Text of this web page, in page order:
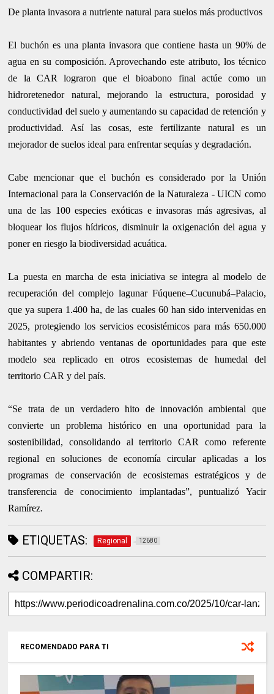
De planta invasora a nutriente natural para suelos más productivos
El buchón es una planta invasora que contiene hasta un 90% de
agua en su composición. Aprovechando este atributo, los técnico
de la CAR lograron que el bioabono final actúe como un
hidroretenedor natural, mejorando la estructura, porosidad y
conductividad del suelo y aumentando su capacidad de retención y
productividad. Así las cosas, este fertilizante natural es un
mejorador de suelos ideal para enfrentar sequías y degradación.
Cabe mencionar que el buchón es considerado por la Unión
Internacional para la Conservación de la Naturaleza - UICN como
una de las 100 especies exóticas e invasoras más agresivas, al
bloquear los flujos hídricos, disminuir la oxigenación del agua y
poner en riesgo la biodiversidad acuática.
La puesta en marcha de esta iniciativa se integra al modelo de
recuperación del complejo lagunar Fúquene–Cucunubá–Palacio,
que ya supera 1.400 ha, de las cuales 60 han sido intervenidas en
2025, protegiendo los servicios ecosistémicos para más 650.000
habitantes y abriendo ventanas de oportunidades para que este
modelo sea replicado en otros ecosistemas de humedal del
territorio CAR y del país.
“Se trata de un verdadero hito de innovación ambiental que
convierte un problema histórico en una oportunidad para la
sostenibilidad, consolidando al territorio CAR como referente
regional en soluciones de economía circular aplicadas a los
programas de conservación de ecosistemas estratégicos y de
transferencia de conocimiento implantadas”, puntualizó Yacir
Ramírez.
ETIQUETAS: Regional 12680
COMPARTIR:
RECOMENDADO PARA TI